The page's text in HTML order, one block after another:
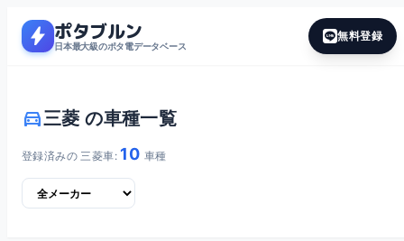
bolt ポタブルン
日本最大級のポタ電データベース
無料登録
directions_car三菱 の車種一覧
登録済みの 三菱車: 10 車種